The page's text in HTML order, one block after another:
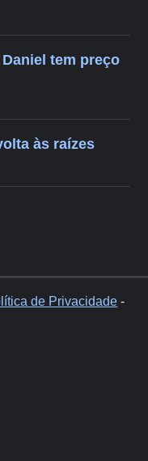
tem preço
às raízes
de Privacidade -